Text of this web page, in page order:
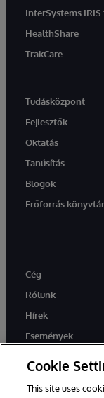
InterSystems
HealthShare
TrakCare
Tudásközpont
Fejlesztők
Oktatás
Tanúsítás
Blogok
Erőforrás könyvtár
Cég
Rólunk
Hírek
Események
Cookie
This site uses